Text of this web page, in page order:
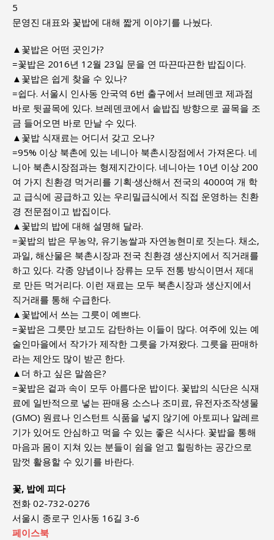
5
문영진 대표와 꽃밥에 대해 짧게 이야기를 나눴다.
▲꽃밥은 어떤 곳인가?
=꽃밥은 2016년 12월 23일 문을 연 따끈따끈한 밥집이다.
▲꽃밥은 쉽게 찾을 수 있나?
=쉽다. 서울시 인사동 안국역 6번 출구에서 브레덴코 제과점
바로 뒷골목에 있다. 브레덴코에서 솥밥집 방향으로 골목을 조
금 들어오면 바로 만날 수 있다.
▲꽃밥 식재료는 어디서 갖고 오나?
=95% 이상 북촌에 있는 네니아 북촌시장점에서 가져온다. 네
니아 북촌시장점과는 형제지간이다. 네니아는 10년 이상 200
여 가지 친환경 먹거리를 기획·생산해서 전국의 4000여 개 학
교 급식에 공급하고 있는 우리밀급식에서 직접 운영하는 친환
경 전문점이고 밥집이다.
▲꽃밥의 밥에 대해 설명해 달라.
=꽃밥의 밥은 무농약, 유기농쌀과 자연농현미로 짓는다. 채소,
과일, 해산물은 북촌시장과 전국 친환경 생산지에서 직거래를
하고 있다. 각종 양념이나 장류는 모두 전통 방식이면서 제대
로 만든 먹거리다. 이런 재료는 모두 북촌시장과 생산지에서
직거래를 통해 수급한다.
▲꽃밥에서 쓰는 그릇이 예쁘다.
=꽃밥은 그릇만 보고도 감탄하는 이들이 많다. 여주에 있는 예
술인마을에서 작가가 제작한 그릇을 가져왔다. 그릇을 판매하
라는 제안도 많이 받곤 한다.
▲더 하고 싶은 말씀은?
=꽃밥은 겉과 속이 모두 아름다운 밥이다. 꽃밥의 식단은 식재
료에 일반적으로 넣는 판매용 소스나 조미료, 유전자조작생물
(GMO) 원료나 인스턴트 식품을 넣지 않기에 아토피나 알레르
기가 있어도 안심하고 먹을 수 있는 좋은 식사다. 꽃밥을 통해
마음과 몸이 지쳐 있는 분들이 쉼을 얻고 힐링하는 공간으로
맘껏 활용할 수 있기를 바란다.
꽃, 밥에 피다
전화 02-732-0276
서울시 종로구 인사동 16길 3-6
페이스북